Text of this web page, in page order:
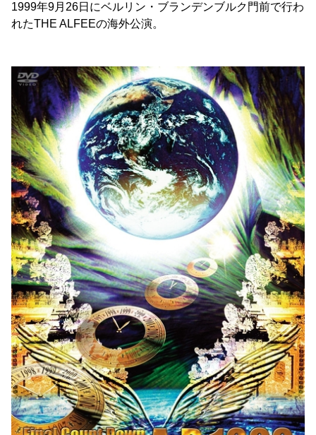
1999年9月26日にベルリン・ブランデンブルク門前で行わ
れたTHE ALFEEの海外公演。